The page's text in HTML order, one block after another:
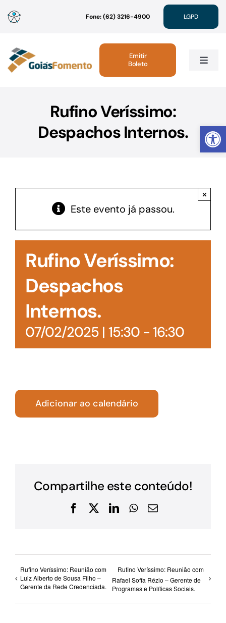
Abrir
para
conteúdo
Fone: (62) 3216-4900 LGPD
Toggle
Linhas de Crédito
Acesso à Informação
Emitir
Boleto
Rufino Veríssimo:
Despachos Internos.
Este evento já passou.
×
Rufino Veríssimo:
Despachos
Internos.
07/02/2025 | 15:30- 16:30
Adicionar ao calendário
Compartilhe este conteúdo!
Facebook
X LinkedInWhatsApp
E-
Rufino Veríssimo: Reunião com
Luiz Alberto de Sousa Filho –
Gerente da Rede Credenciada.
Rufino Veríssimo: Reunião com
Rafael Soffa Rézio – Gerente de
Programas e Políticas Sociais.